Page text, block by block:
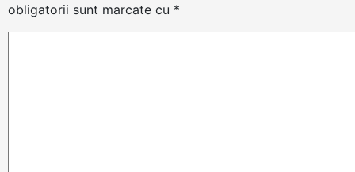
obligatorii sunt marcate cu *